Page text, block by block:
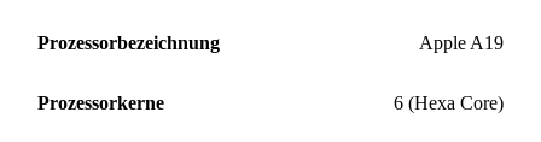
Prozessorbezeichnung Apple A19
Prozessorkerne 6 (Hexa Core)